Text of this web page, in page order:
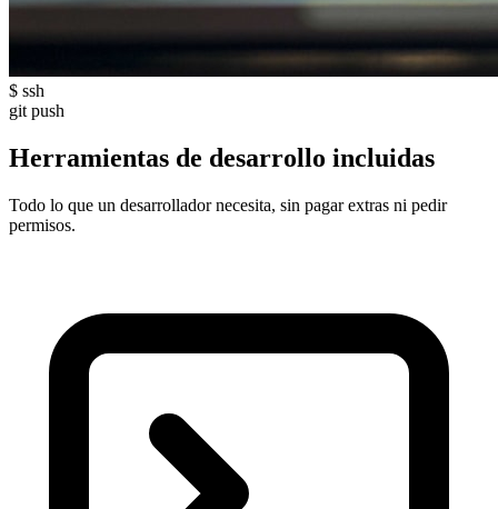
$ ssh
git push
Herramientas de desarrollo incluidas
Todo lo que un desarrollador necesita, sin pagar extras ni pedir
permisos.